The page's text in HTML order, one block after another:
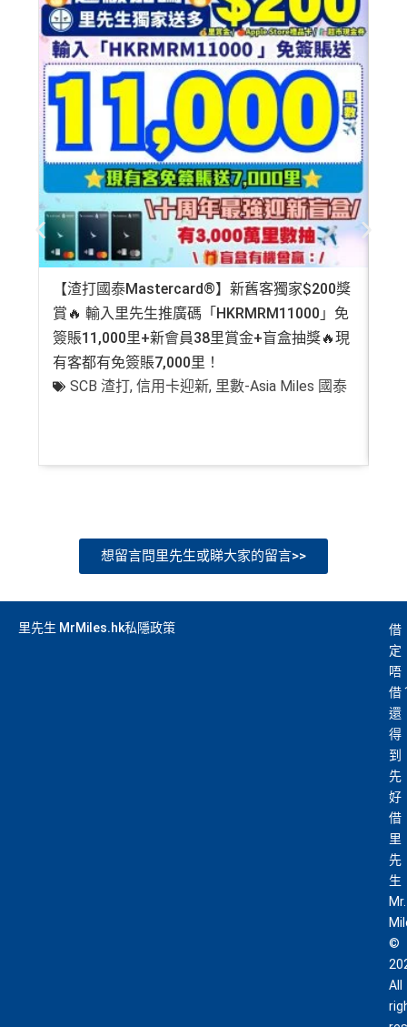
【渣打國泰Mastercard®】新舊客獨家$200獎
賞🔥 輸入里先生推廣碼「HKRMRM11000」免
簽賬11,000里+新會員38里賞金+盲盒抽獎🔥現
有客都有免簽賬7,000里！
SCB 渣打,信用卡迎新, 里數-Asia Miles 國泰
想留言問里先生或睇大家的留言>>
里先生 MrMiles.hk私隱政策
借
定
唔
借
還
得
到
先
好
借
里
先
生
Mr.
©
All